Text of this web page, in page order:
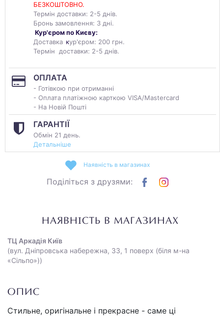
БЕЗКОШТОВНО.
Термін доставки: 2-5 днів.
Бронь замовлення: 3 дні.
Кур'єром по Києву:
Доставка кур'єром: 200 грн.
Термін доставки: 2-5 днів.
ОПЛАТА
- Готівкою при отриманні
- Оплата платіжною карткою VISA/Mastercard
- На Новій Пошті
ГАРАНТІЇ
Обмін 21 день.
Детальніше
Наявність в магазинах
Поділіться з друзями:
НАЯВНІСТЬ В МАГАЗИНАХ
ТЦ Аркадія Київ
(вул. Дніпровська набережна, 33, 1 поверх (біля м-на
«Сільпо»))
ОПИС
Стильне, оригінальне і прекрасне - саме ці